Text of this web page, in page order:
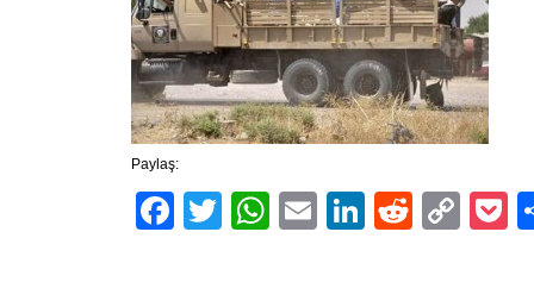
Paylaş:
Facebook
TwitterWhatsApp
EmailLinkedIn
Reddit